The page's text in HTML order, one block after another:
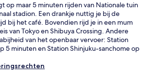
op maar 5 minuten rijden van Nationale tuin
stadion. Een drankje nuttig je bij de
bij het café. Bovendien rijd je in een mum
van Tokyo en Shibuya Crossing. Andere
van het openbaar vervoer: Station
5 minuten en Station Shinjuku-sanchome op